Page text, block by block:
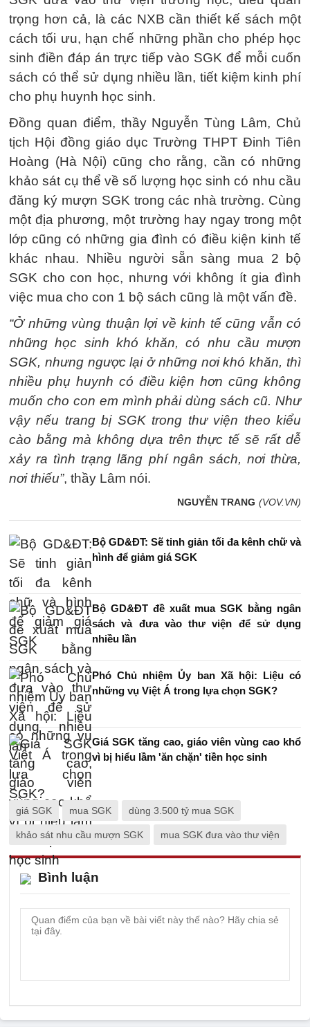
trọng hơn cả, là các NXB cần thiết kế sách một
cách tối ưu, hạn chế những phần cho phép học
sinh điền đáp án trực tiếp vào SGK để mỗi cuốn
sách có thể sử dụng nhiều lần, tiết kiệm kinh phí
cho phụ huynh học sinh.
Đồng quan điểm, thầy Nguyễn Tùng Lâm, Chủ
tịch Hội đồng giáo dục Trường THPT Đinh Tiên
Hoàng (Hà Nội) cũng cho rằng, cần có những
khảo sát cụ thể về số lượng học sinh có nhu cầu
đăng ký mượn SGK trong các nhà trường. Cùng
một địa phương, một trường hay ngay trong một
lớp cũng có những gia đình có điều kiện kinh tế
khác nhau. Nhiều người sẵn sàng mua 2 bộ
SGK cho con học, nhưng với không ít gia đình
việc mua cho con 1 bộ sách cũng là một vấn đề.
“Ở những vùng thuận lợi về kinh tế cũng vẫn có
những học sinh khó khăn, có nhu cầu mượn
SGK, nhưng ngược lại ở những nơi khó khăn, thì
nhiều phụ huynh có điều kiện hơn cũng không
muốn cho con em mình phải dùng sách cũ. Như
vậy nếu trang bị SGK trong thư viện theo kiểu
cào bằng mà không dựa trên thực tế sẽ rất dễ
xảy ra tình trạng lãng phí ngân sách, nơi thừa,
nơi thiếu”, thầy Lâm nói.
NGUYỄN TRANG (VOV.VN)
Bộ GD&ĐT: Sẽ tinh giản tối đa kênh chữ và
hình để giảm giá SGK
Bộ GD&ĐT đề xuất mua SGK bằng ngân
sách và đưa vào thư viện để sử dụng
nhiều lần
Phó Chủ nhiệm Ủy ban Xã hội: Liệu có
những vụ Việt Á trong lựa chọn SGK?
Giá SGK tăng cao, giáo viên vùng cao khổ
vì bị hiểu lầm 'ăn chặn' tiền học sinh
giá SGK mua SGK dùng 3.500 tỷ mua SGK
khảo sát nhu cầu mượn SGK mua SGK đưa vào thư viện
Bình luận